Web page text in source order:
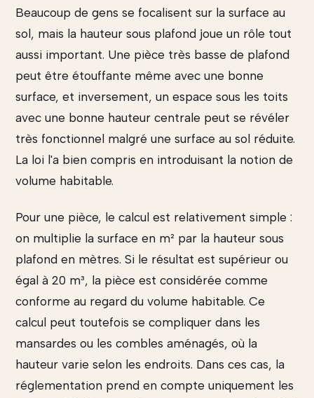
Beaucoup de gens se focalisent sur la surface au
sol, mais la hauteur sous plafond joue un rôle tout
aussi important. Une pièce très basse de plafond
peut être étouffante même avec une bonne
surface, et inversement, un espace sous les toits
avec une bonne hauteur centrale peut se révéler
très fonctionnel malgré une surface au sol réduite.
La loi l'a bien compris en introduisant la notion de
volume habitable.
Pour une pièce, le calcul est relativement simple :
on multiplie la surface en m² par la hauteur sous
plafond en mètres. Si le résultat est supérieur ou
égal à 20 m³, la pièce est considérée comme
conforme au regard du volume habitable. Ce
calcul peut toutefois se compliquer dans les
mansardes ou les combles aménagés, où la
hauteur varie selon les endroits. Dans ces cas, la
réglementation prend en compte uniquement les